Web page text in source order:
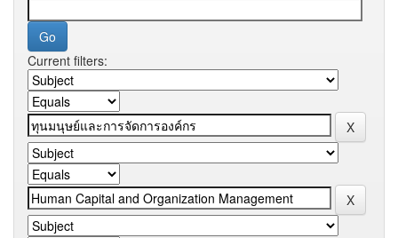
Current filters: